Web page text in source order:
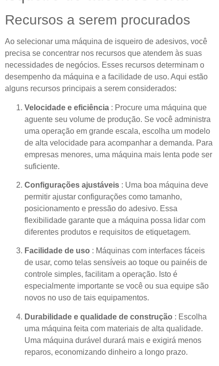
Recursos a serem procurados
Ao selecionar uma máquina de isqueiro de adesivos, você
precisa se concentrar nos recursos que atendem às suas
necessidades de negócios. Esses recursos determinam o
desempenho da máquina e a facilidade de uso. Aqui estão
alguns recursos principais a serem considerados:
Velocidade e eficiência : Procure uma máquina que
aguente seu volume de produção. Se você administra
uma operação em grande escala, escolha um modelo
de alta velocidade para acompanhar a demanda. Para
empresas menores, uma máquina mais lenta pode ser
suficiente.
Configurações ajustáveis : Uma boa máquina deve
permitir ajustar configurações como tamanho,
posicionamento e pressão do adesivo. Essa
flexibilidade garante que a máquina possa lidar com
diferentes produtos e requisitos de etiquetagem.
Facilidade de uso : Máquinas com interfaces fáceis
de usar, como telas sensíveis ao toque ou painéis de
controle simples, facilitam a operação. Isto é
especialmente importante se você ou sua equipe são
novos no uso de tais equipamentos.
Durabilidade e qualidade de construção : Escolha
uma máquina feita com materiais de alta qualidade.
Uma máquina durável durará mais e exigirá menos
reparos, economizando dinheiro a longo prazo.